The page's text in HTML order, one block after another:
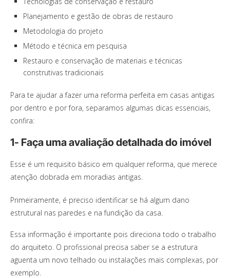
Planejamento e gestão de obras de restauro
Metodologia do projeto
Método e técnica em pesquisa
Restauro e conservação de materiais e técnicas
construtivas tradicionais
Para te ajudar a fazer uma reforma perfeita em casas antigas
por dentro e por fora, separamos algumas dicas essenciais,
confira:
1- Faça uma avaliação detalhada do imóvel
Esse é um requisito básico em qualquer reforma, que merece
atenção dobrada em moradias antigas.
Primeiramente, é preciso identificar se há algum dano
estrutural nas paredes e na fundição da casa.
Essa informação é importante pois direciona todo o trabalho
do arquiteto. O profissional precisa saber se a estrutura
aguenta um novo telhado ou instalações mais complexas, por
exemplo.